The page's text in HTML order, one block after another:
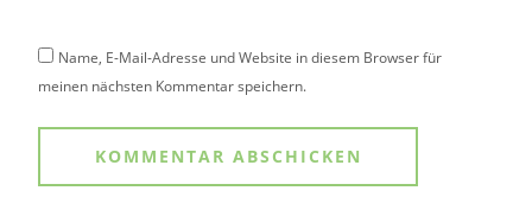
Name, E-Mail-Adresse und Website in diesem Browser für
meinen nächsten Kommentar speichern.